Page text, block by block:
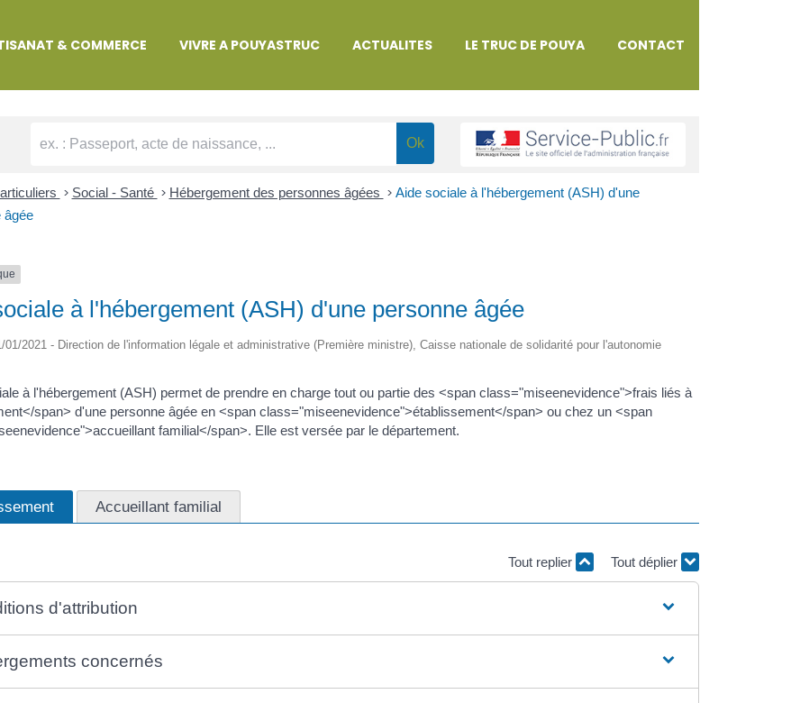
& COMMERCE VIVRE A POUYASTRUC ACTUALITES LE TRUC DE POUYA CONTACT
ADMINISTRATIVES
> Social - Santé > Hébergement des personnes âgées > Aide sociale à l'hébergement (ASH) d'une
âgée
à l'hébergement (ASH) d'une personne âgée
01/2021 - Direction de l'information légale et administrative (Première ministre), Caisse nationale de solidarité pour l'autonomie
à l'hébergement (ASH) permet de prendre en charge tout ou partie des <span class="miseenevidence">frais liés à
span> d'une personne âgée en <span class="miseenevidence">établissement</span> ou chez un <span
familial</span>. Elle est versée par le département.
Accueillant familial
Tout replier Tout déplier
d'attribution
concernés